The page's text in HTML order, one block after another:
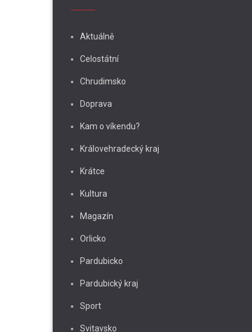
Aktuálně
Celostátní
Chrudimsko
Doprava
Kam o víkendu?
Královehradecký kraj
Krátce
Kultura
Magazín
Orlicko
Pardubicko
Pardubický kraj
Sport
Svitavsko